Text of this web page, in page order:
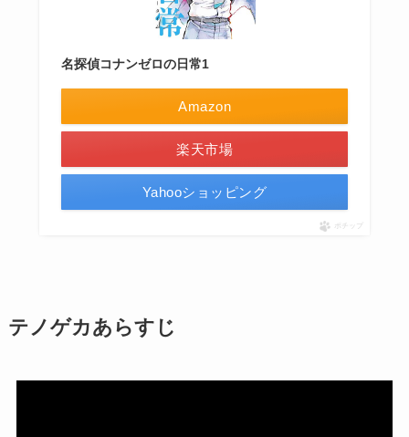
名探偵コナンゼロの日常1
Amazon
楽天市場
Yahooショッピング
ポチップ
テノゲカあらすじ